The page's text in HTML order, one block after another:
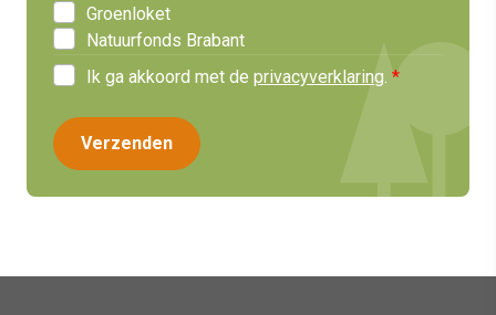
Groenloket
Natuurfonds Brabant
Ik ga akkoord met de privacyverklaring.